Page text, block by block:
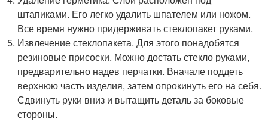
штапиками. Его легко удалить шпателем или ножом.
Все время нужно придерживать стеклопакет руками.
Извлечение стеклопакета. Для этого понадобятся
резиновые присоски. Можно достать стекло руками,
предварительно надев перчатки. Вначале поддеть
верхнюю часть изделия, затем опрокинуть его на себя.
Сдвинуть руки вниз и вытащить деталь за боковые
стороны.